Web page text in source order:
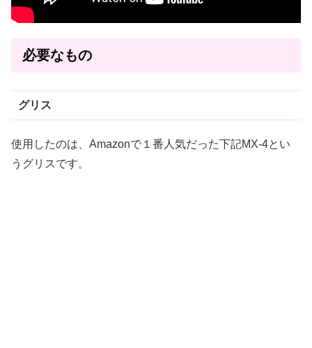
必要なもの
グリス
使用したのは、Amazonで１番人気だった下記MX-4とい
うグリスです。